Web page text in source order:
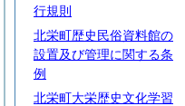
行規則
北栄町歴史民俗資料館の
設置及び管理に関する条
例
北栄町大栄歴史文化学習